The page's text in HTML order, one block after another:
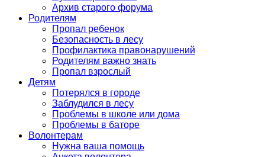
Архив старого форума
Родителям
Пропал ребенок
Безопасность в лесу
Профилактика правонарушений
Родителям важно знать
Пропал взрослый
Детям
Потерялся в городе
Заблудился в лесу
Проблемы в школе или дома
Проблемы в баторе
Волонтерам
Нужна ваша помощь